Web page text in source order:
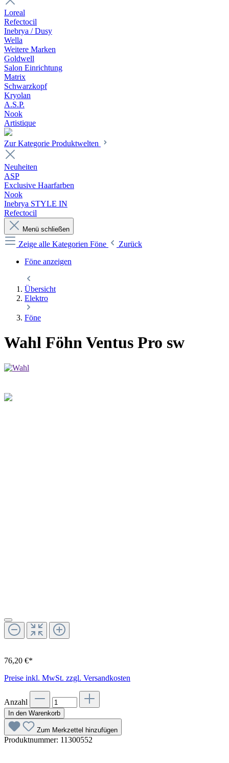
Loreal
Refectocil
Inebrya / Dusy
Wella
Weitere Marken
Goldwell
Salon Einrichtung
Matrix
Schwarzkopf
Kryolan
A.S.P.
Nook
Artistique
Zur Kategorie Produktwelten
Neuheiten
ASP
Exclusive Haarfarben
Nook
Inebrya STYLE IN
Refectocil
Menü schließen
Zeige alle Kategorien Föne
Zurück
Föne anzeigen
Übersicht
Elektro
Föne
Wahl Föhn Ventus Pro sw
76,20 €*
Preise inkl. MwSt. zzgl. Versandkosten
Anzahl
In den Warenkorb
Zum Merkzettel hinzufügen
Produktnummer: 11300552